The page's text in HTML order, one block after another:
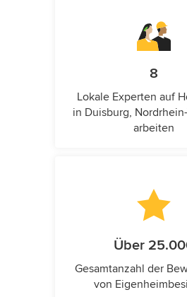
8
Lokale Experten auf
in Duisburg,
arbeiten
Über
Gesamtanzahl der
von